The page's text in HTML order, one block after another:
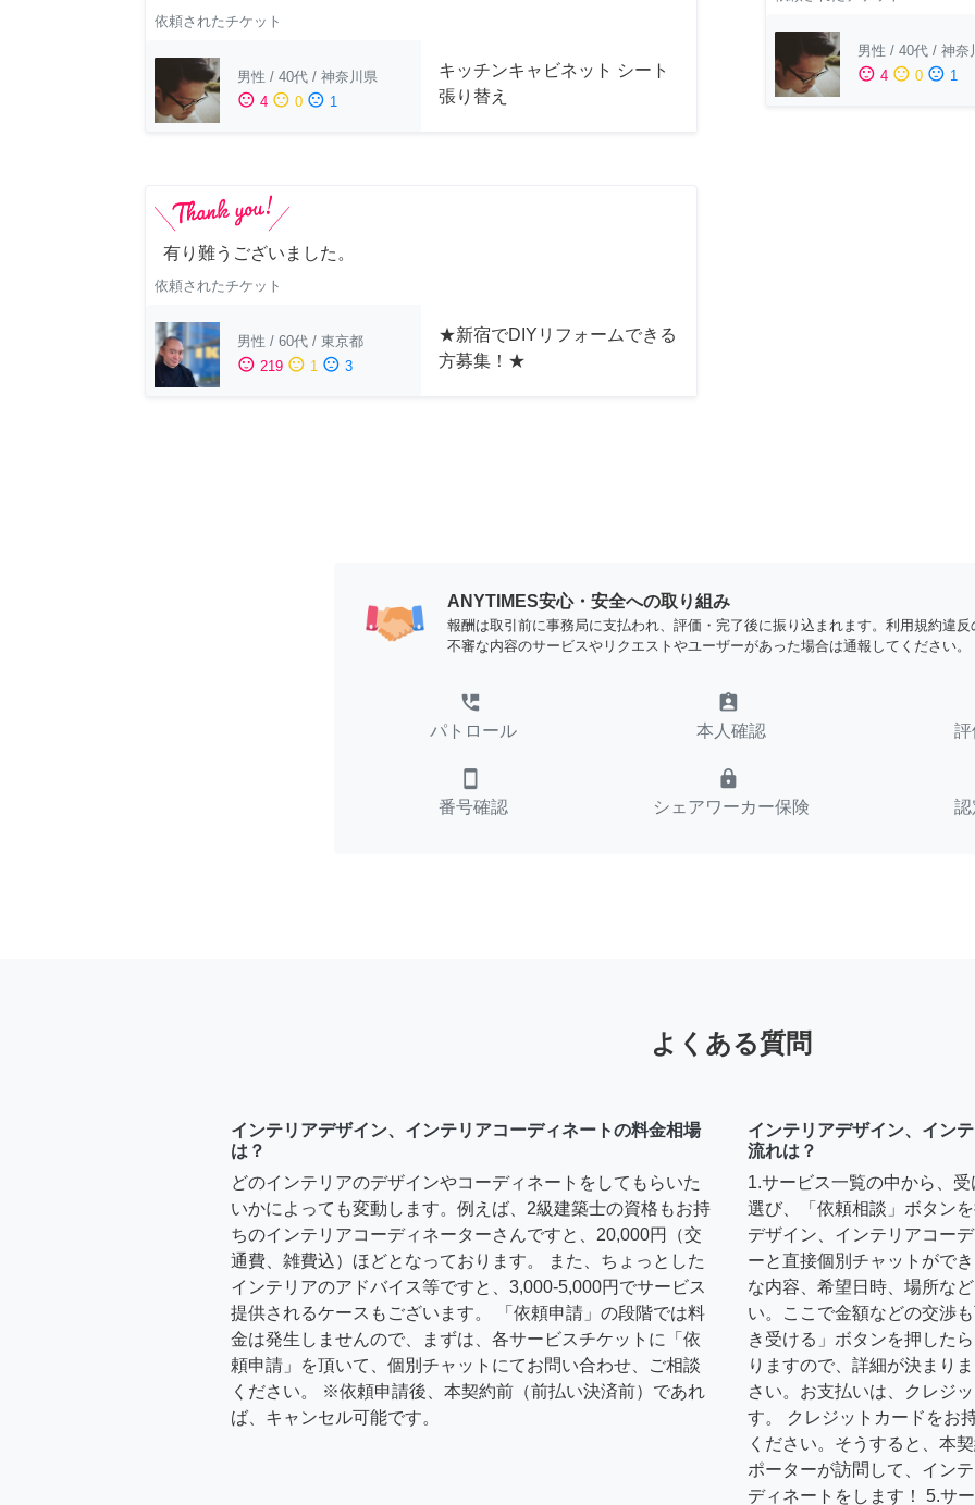
依頼されたチケット
男性 / 40代 / 神奈川県
sentiment_satisfied 4 sentiment_neutral 0 sentiment_dissatisfied 1
キッチンキャビネット シート
張り替え
男性 / 40代 / 神奈
sentiment_satisfied 4 sentiment_neutral 0 sentiment_dissatisfied 1
有り難うございました。
依頼されたチケット
男性 / 60代 / 東京都
sentiment_satisfied 219 sentiment_neutral 1 sentiment_dissatisfied 3
★新宿でDIYリフォームできる
方募集！★
ANYTIMES安心・安全への取り組み
報酬は取引前に事務局に支払われ、評価・完了後に振り込まれます。利用規約違反
不審な内容のサービスやリクエストやユーザーがあった場合は通報してください。
perm_phone_msg
パトロール
assignment_ind
本人確認
smartphone
番号確認
lock
シェアワーカー保険
よくある質問
インテリアデザイン、インテリアコーディネートの料金相場
は？
どのインテリアのデザインやコーディネートをしてもらいた
いかによっても変動します。例えば、2級建築士の資格もお持
ちのインテリアコーディネーターさんですと、20,000円（交
通費、雑費込）ほどとなっております。 また、ちょっとした
インテリアのアドバイス等ですと、3,000-5,000円でサービス
提供されるケースもございます。 「依頼申請」の段階では料
金は発生しませんので、まずは、各サービスチケットに「依
頼申請」を頂いて、個別チャットにてお問い合わせ、ご相談
ください。 ※依頼申請後、本契約前（前払い決済前）であれ
ば、キャンセル可能です。
インテリアデザイン、イン
流れは？
1.サービス一覧の中から、
選び、「依頼相談」ボタン
デザイン、インテリアコー
ーと直接個別チャットがで
な内容、希望日時、場所な
い。ここで金額などの交渉
き受ける」ボタンを押した
りますので、詳細が決まり
さい。お支払いは、クレジ
す。 クレジットカードをお
ください。そうすると、本
ポーターが訪問して、イン
ディネートをします！ 5.サ